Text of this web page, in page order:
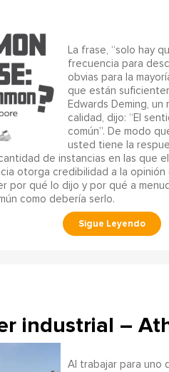
La frase, “solo hay
frecuencia para
obvias para la
que están
Edwards Deming,
calidad, dijo: “El
común”. De modo
usted tiene la
de instancias en las que
otorga credibilidad a la
por qué lo dijo y por qué a
como debería serlo.
industrial –
Al trabajar para uno